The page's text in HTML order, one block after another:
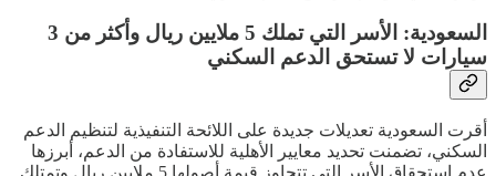
السعودية: الأسر التي تملك 5 ملايين ريال وأكثر من 3
سيارات لا تستحق الدعم السكني
أقرت السعودية تعديلات جديدة على اللائحة التنفيذية لتنظيم الدعم
السكني، تضمنت تحديد معايير الأهلية للاستفادة من الدعم، أبرزها